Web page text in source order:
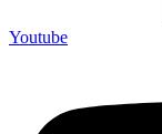
Youtube